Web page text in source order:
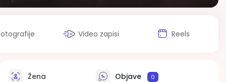
Video zapisi Reels
Žena Objave 0